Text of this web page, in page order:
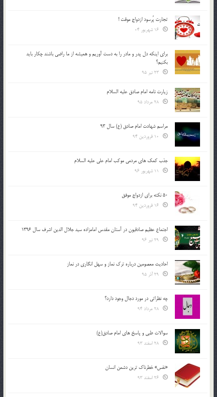
تجارت پُرسود ازدواج موقت !
براي اينكه دل پدر و مادر را به دست آوريم و هميشه از ما راضي باشند چكار بايد
بكنيم؟
زیارت نامه امام صادق علیه السلام
مراسم شهادت امام صادق (ع) سال 93
جذب کمک های مردمی موکب امام علی علیه السلام
50 نکته برای ازدواج موفق
اجتماع عظیم صادقیون در آستان مقدس امامزاده سید جلال الدین اشرف سال 1396
احادیث معصومین درباره ترک نماز و سهل انگاری در نماز
چه نظراتی در مورد دجال وجود دارد؟
سوالات طبی و پاسخ های امام صادق(ع)
«نفس» خطرناک ترین دشمن انسان